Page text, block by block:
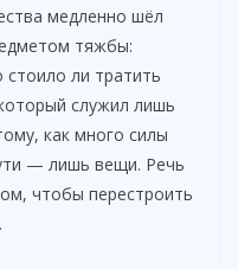
медленно шёл
тяжбы:
стоило ли тратить
служил лишь
как много силы
— лишь вещи. Речь
чтобы перестроить